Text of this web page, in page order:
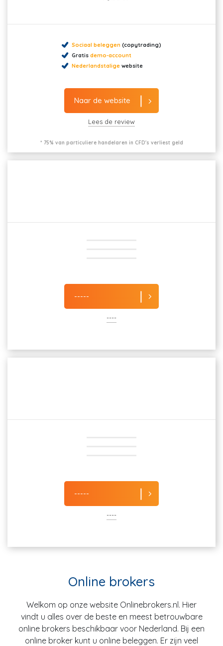
Sociaal beleggen (copytrading)
Gratis demo-account
Nederlandstalige website
Naar de website
Lees de review
* 75% van particuliere handelaren in CFD's verliest geld
-----
----
-----
----
Online brokers
Welkom op onze website Onlinebrokers.nl. Hier
vindt u alles over de beste en meest betrouwbare
online brokers beschikbaar voor Nederland. Bij een
online broker kunt u online beleggen. Er zijn veel